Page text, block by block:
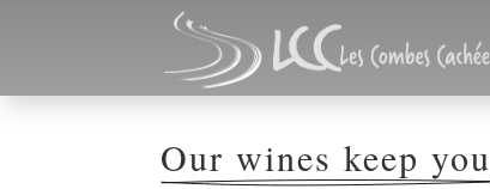
Our wines keep you